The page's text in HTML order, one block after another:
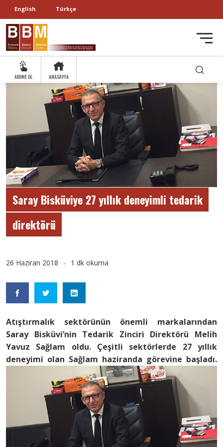
English Türkçe
ABONE OL ANASAYFA
Saray Bisküviye 27 yıllık deneyimli tedarik
direktörü
26 Haziran 2018 1 dk okuma
Atıştırmalık sektörünün önemli markalarından
Saray Bisküvi’nin Tedarik Zinciri Direktörü Melih
Yavuz Sağlam oldu. Çeşitli sektörlerde 27 yıllık
deneyimi olan Sağlam haziranda görevine başladı.